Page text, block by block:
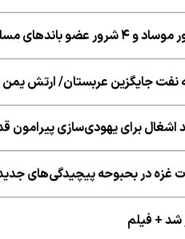
جایگزین عربستان/ ارتش یمن
اشغال برای یهودی‌سازی